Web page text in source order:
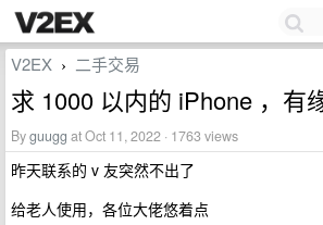
V2EX › 二手交易
求 1000 以内的 iPhone ，有
Byguugg at Oct 11, 2022 · 1763 views
昨天联系的 v 友突然不出了
给老人使用，各位大佬悠着点